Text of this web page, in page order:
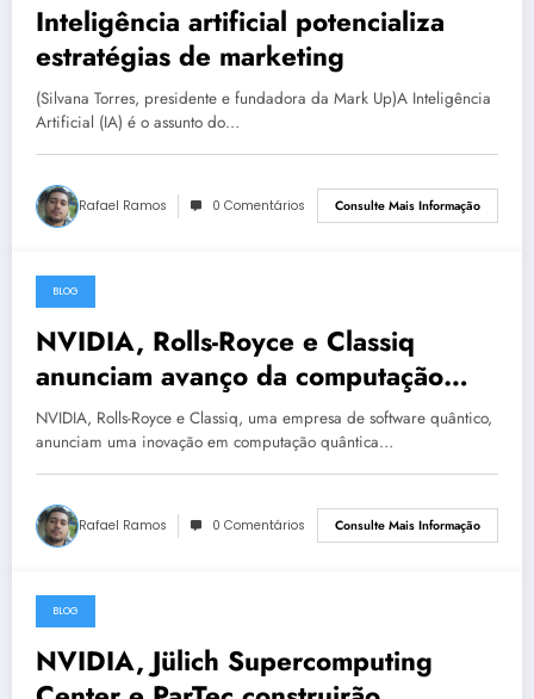
Inteligência artificial potencializa
estratégias de marketing
(Silvana Torres, presidente e fundadora da Mark Up)A Inteligência
Artificial (IA) é o assunto do…
Rafael Ramos 0 Comentários Consulte Mais Informação
27 de maio de 2023
BLOG
NVIDIA, Rolls-Royce e Classiq
anunciam avanço da computação
quântica para dinâmica de fluidos
computacional em motores a jato
NVIDIA, Rolls-Royce e Classiq, uma empresa de software quântico,
anunciam uma inovação em computação quântica…
Rafael Ramos 0 Comentários Consulte Mais Informação
27 de maio de 2023
BLOG
NVIDIA, Jülich Supercomputing